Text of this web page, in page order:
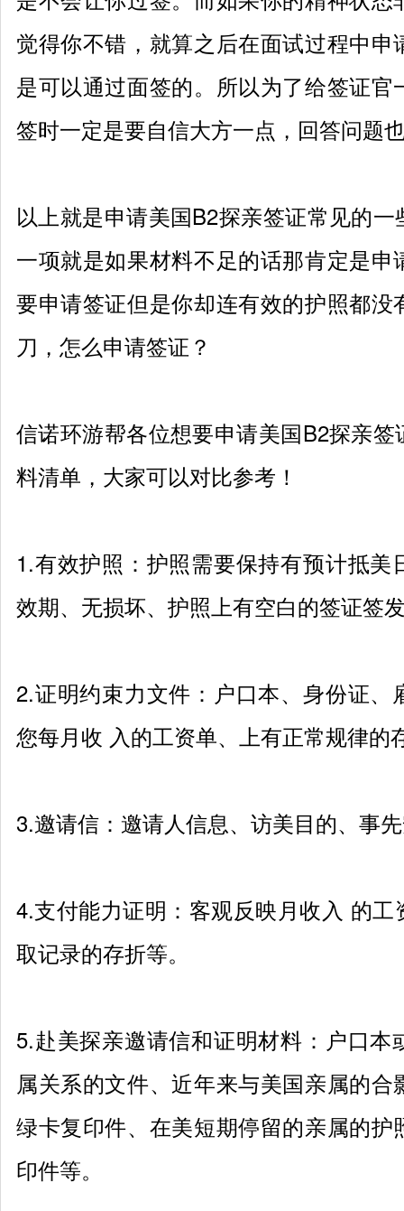
觉得你不错，就算之后在面试过程中
是可以通过面签的。所以为了给签证
签时一定是要自信大方一点，回答问题
以上就是申请美国B2探亲签证常见的
一项就是如果材料不足的话那肯定是
要申请签证但是你却连有效的护照都
刀，怎么申请签证？
信诺环游帮各位想要申请美国B2探亲签
料清单，大家可以对比参考！
1.有效护照：护照需要保持有预计抵美
效期、无损坏、护照上有空白的签证签
2.证明约束力文件：户口本、身份证、
您每月收 入的工资单、上有正常规律的
3.邀请信：邀请人信息、访美目的、事
4.支付能力证明：客观反映月收入 的
取记录的存折等。
5.赴美探亲邀请信和证明材料：户口本
属关系的文件、近年来与美国亲属的
绿卡复印件、在美短期停留的亲属的护
印件等。